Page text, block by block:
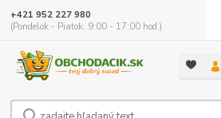
+421 952 227 980
(Pondelok - Piatok, 9:00 - 17:00 hod.)